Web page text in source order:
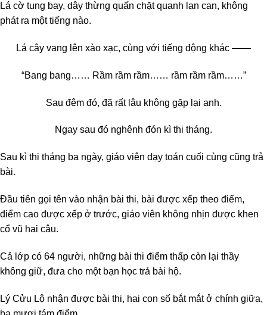
Lá cờ tung bay, dây thừng quấn chặt quanh lan can, không
phát ra một tiếng nào.
Lá cây vang lên xào xạc, cùng với tiếng động khác ——
“Bang bang…… Rầm rầm rầm…… rầm rầm rầm……”
Sau đêm đó, đã rất lâu không gặp lại anh.
Ngay sau đó nghênh đón kì thi tháng.
Sau kì thi tháng ba ngày, giáo viên dạy toán cuối cùng cũng trả
bài.
Đầu tiên gọi tên vào nhận bài thi, bài được xếp theo điểm,
điểm cao được xếp ở trước, giáo viên không nhịn được khen
cổ vũ hai câu.
Cả lớp có 64 người, những bài thi điểm thấp còn lại thầy
không giữ, đưa cho một bạn học trả bài hộ.
Lý Cửu Lộ nhận được bài thi, hai con số bắt mắt ở chính giữa,